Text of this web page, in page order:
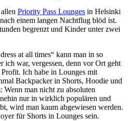
Priority Pass Lounges in Helsinki
einem langen Nachtflug blöd ist.
begrenzt und Kinder unter zwei
at all times“ kann man in so
ich war, vergessen, denn vor Ort geht
Ich habe in Lounges mit
Backpacker in Shorts, Hoodie und
man nicht zu absoluten
nur in wirklich populären und
wird man kaum abgewiesen werden.
für Shorts in Lounges sein.